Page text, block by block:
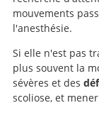
mouvements
l'anesthésie.
Si elle n'est pas
plus souvent la
sévères et des
scoliose, et